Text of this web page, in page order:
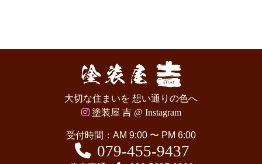
大切な住まいを 想い通りの色へ
塗装屋 吉 @ Instagram
受付時間：AM 9:00 〜 PM 6:00
079-455-9437